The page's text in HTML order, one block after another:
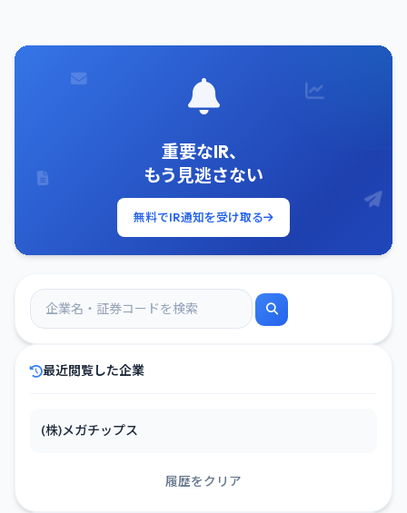
重要なIR、
もう見逃さない
無料でIR通知を受け取る
最近閲覧した企業
(株)メガチップス
履歴をクリア